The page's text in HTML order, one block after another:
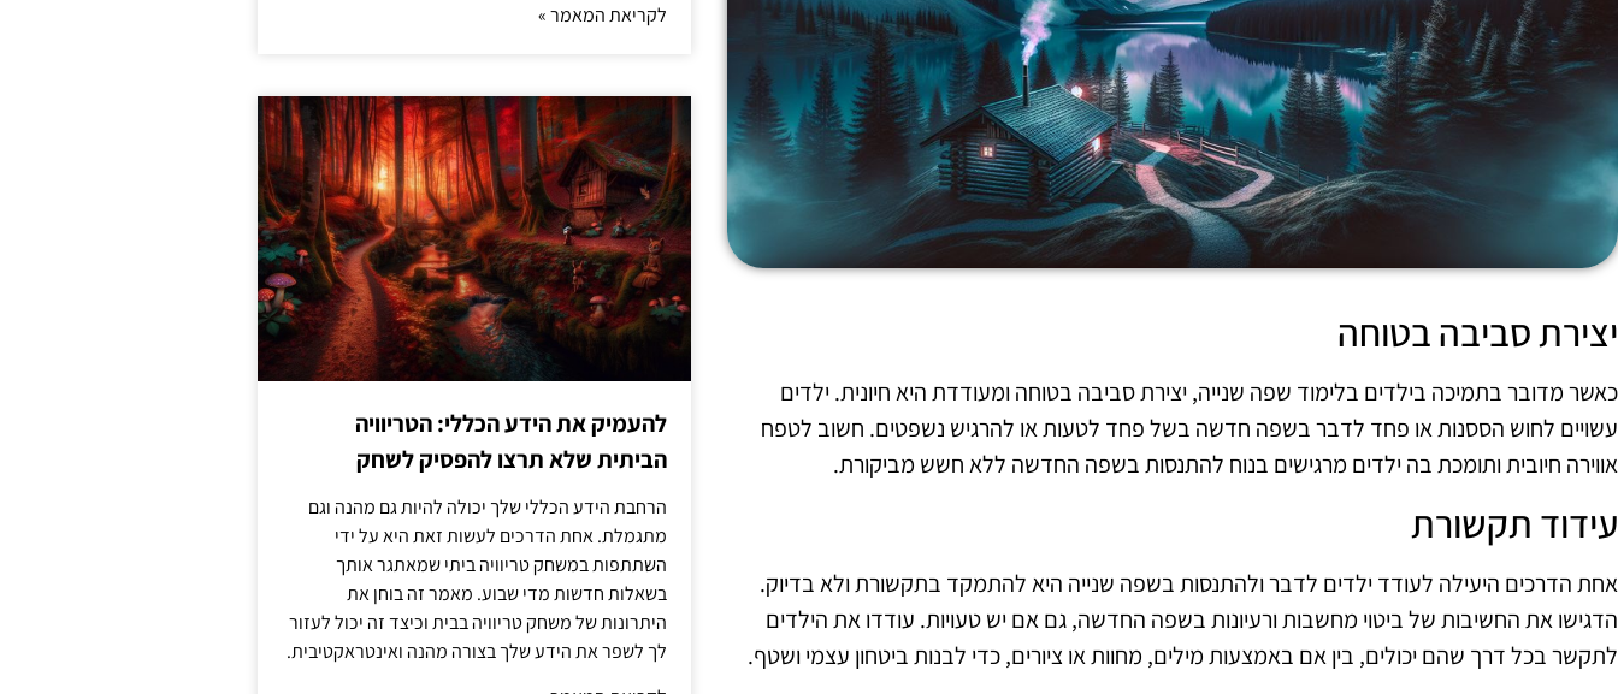
יצירת סביבה בטוחה
כאשר מדובר בתמיכה בילדים בלימוד שפה שנייה, יצירת סביבה בטוחה ומעודדת היא חיונית. ילדים
עשויים לחוש הססנות או פחד לדבר בשפה חדשה בשל פחד לטעות או להרגיש נשפטים. חשוב לטפח
אווירה חיובית ותומכת בה ילדים מרגישים בנוח להתנסות בשפה החדשה ללא חשש מביקורת.
עידוד תקשורת
אחת הדרכים היעילה לעודד ילדים לדבר ולהתנסות בשפה שנייה היא להתמקד בתקשורת ולא בדיוק.
הדגישו את החשיבות של ביטוי מחשבות ורעיונות בשפה החדשה, גם אם יש טעויות. עודדו את הילדים
לתקשר בכל דרך שהם יכולים, בין אם באמצעות מילים, מחוות או ציורים, כדי לבנות ביטחון עצמי ושטף.
לקריאת המאמר »
להעמיק את הידע הכללי: הטריוויה
הביתית שלא תרצו להפסיק לשחק
הרחבת הידע הכללי שלך יכולה להיות גם מהנה וגם
מתגמלת. אחת הדרכים לעשות זאת היא על ידי
השתתפות במשחק טריוויה ביתי שמאתגר אותך
בשאלות חדשות מדי שבוע. מאמר זה בוחן את
היתרונות של משחק טריוויה בבית וכיצד זה יכול לעזור
לך לשפר את הידע שלך בצורה מהנה ואינטראקטיבית.